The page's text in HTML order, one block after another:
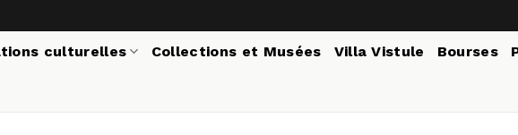
culturelles Collections et Musées Villa Vistule Bourses